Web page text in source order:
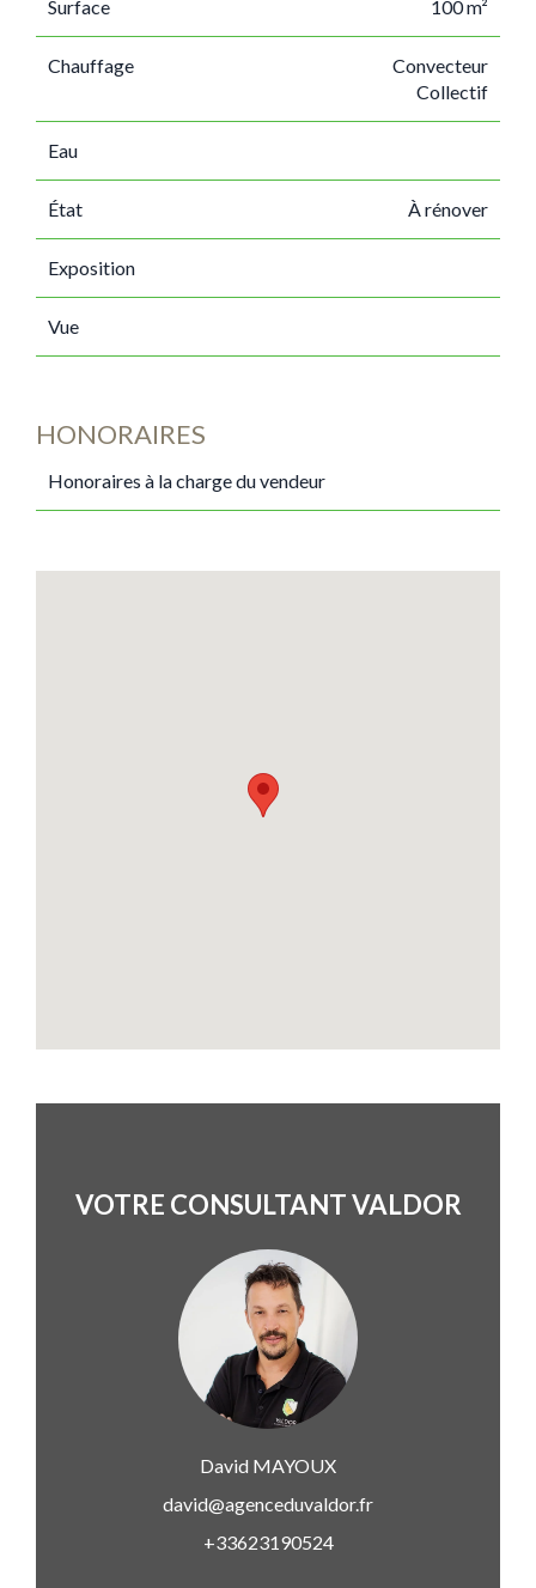
Surface 100 m²
Chauffage
Convecteur
Collectif
Eau
État À rénover
Exposition
Vue
HONORAIRES
Honoraires à la charge du vendeur
VOTRE CONSULTANT VALDOR
David MAYOUX
david@agenceduvaldor.fr
+33623190524